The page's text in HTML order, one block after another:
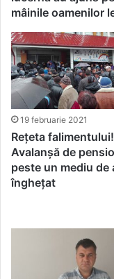
mâinile oamenilor
19 februarie 2021
Rețeta falimentului!
Avalanșă de
peste un mediu de
înghețat